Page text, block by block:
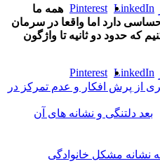
LinkedIn
Pinterest همه ما
دارد اما واقعا در سرمان
حدود دو ثانیه تا واژگون
LinkedIn
Pinterest
از پرش افکار و عدم تمرکز در
بعد دلتنگی و نشانه های آن